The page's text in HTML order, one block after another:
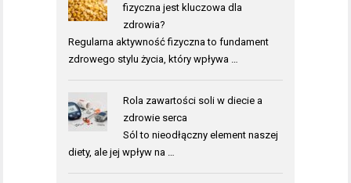
fizyczna jest kluczowa dla
zdrowia?
Regularna aktywność fizyczna to fundament
zdrowego stylu życia, który wpływa …
Rola zawartości soli w diecie a
zdrowie serca
Sól to nieodłączny element naszej
diety, ale jej wpływ na …